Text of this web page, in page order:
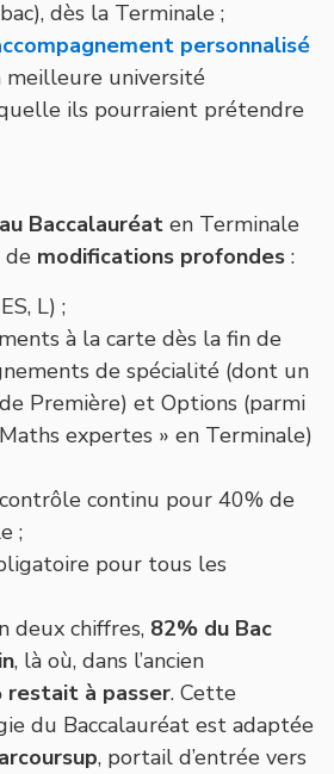
dès la Terminale ;
personnalisé
meilleure université
ils pourraient prétendre
Baccalauréat en Terminale
de modifications profondes :
L) ;
à la carte dès la fin de
de spécialité (dont un
Première) et Options (parmi
expertes » en Terminale)
continu pour 40% de
;
pour tous les
deux chiffres, 82% du Bac
, là où, dans l’ancien
restait à passer. Cette
du Baccalauréat est adaptée
, portail d’entrée vers